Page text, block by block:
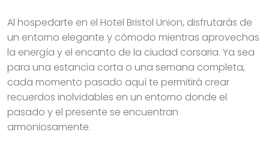
Al hospedarte en el Hotel Bristol Union, disfrutarás de
un entorno elegante y cómodo mientras aprovechas
la energía y el encanto de la ciudad corsaria. Ya sea
para una estancia corta o una semana completa,
cada momento pasado aquí te permitirá crear
recuerdos inolvidables en un entorno donde el
pasado y el presente se encuentran
armoniosamente.